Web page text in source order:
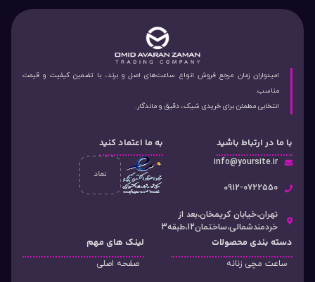
امیدواران زمان مرجع فروش انواع ساعت‌های اصل و برند، با تضمین کیفیت و قیمت
مناسب.
انتخابی مطمئن برای خریدی شیک، دقیق و ماندگار.
با ما در ارتباط باشید
info@yoursite.ir
۰912-0722550
تهران،خیابان کریمخان،بعد از
خردمندشمالی،ساختمان12،طبقه3
به ما اعتماد کنید
دسته‌ بندی محصولات
ساعت مچی زنانه
لینک های مهم
صفحه اصلی